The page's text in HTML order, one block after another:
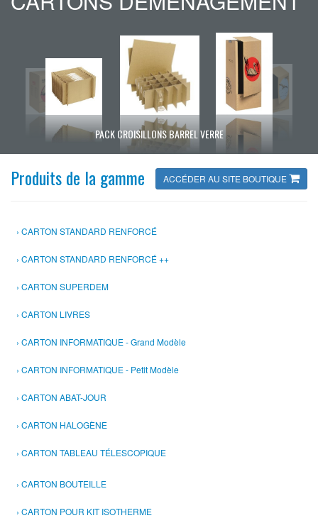
PACK CROISILLONS BARREL VERRE
ACCÉDER AU SITE BOUTIQUE
Produits de la gamme
CARTON STANDARD RENFORCÉ
CARTON STANDARD RENFORCÉ ++
CARTON SUPERDEM
CARTON LIVRES
CARTON INFORMATIQUE - Grand Modèle
CARTON INFORMATIQUE - Petit Modèle
CARTON ABAT-JOUR
CARTON HALOGÈNE
CARTON TABLEAU TÉLESCOPIQUE
CARTON BOUTEILLE
CARTON POUR KIT ISOTHERME